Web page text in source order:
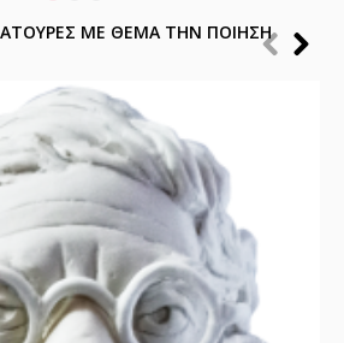
ΜΕ ΘΕΜΑ ΤΗΝ ΠΟΙΗΣΗ